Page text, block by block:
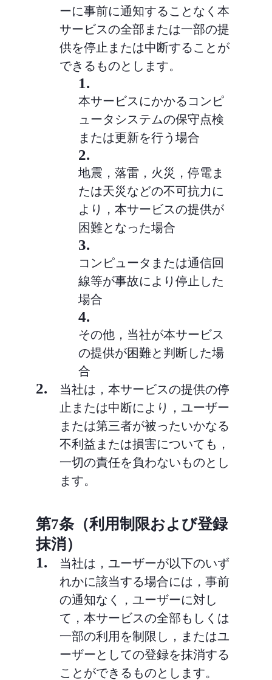
ーに事前に通知することなく本
サービスの全部または一部の提
供を停止または中断することが
できるものとします。
1.
本サービスにかかるコンピ
ュータシステムの保守点検
または更新を行う場合
2.
地震，落雷，火災，停電ま
たは天災などの不可抗力に
より，本サービスの提供が
困難となった場合
3.
コンピュータまたは通信回
線等が事故により停止した
場合
4.
その他，当社が本サービス
の提供が困難と判断した場
合
2.
当社は，本サービスの提供の停
止または中断により，ユーザー
または第三者が被ったいかなる
不利益または損害についても，
一切の責任を負わないものとし
ます。
第7条（利用制限および登録
抹消）
1.
当社は，ユーザーが以下のいず
れかに該当する場合には，事前
の通知なく，ユーザーに対し
て，本サービスの全部もしくは
一部の利用を制限し，またはユ
ーザーとしての登録を抹消する
ことができるものとします。